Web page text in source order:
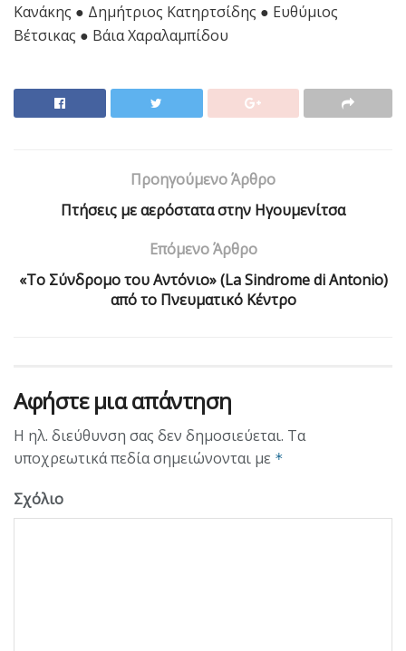
Κανάκης ● Δημήτριος Κατηρτσίδης ● Ευθύμιος
Βέτσικας ● Βάια Χαραλαμπίδου
Προηγούμενο Άρθρο
Πτήσεις με αερόστατα στην Ηγουμενίτσα
Επόμενο Άρθρο
«Το Σύνδρομο του Αντόνιο» (La Sindrome di Antonio)
από το Πνευματικό Κέντρο
Αφήστε μια απάντηση
Η ηλ. διεύθυνση σας δεν δημοσιεύεται. Τα
υποχρεωτικά πεδία σημειώνονται με *
Σχόλιο